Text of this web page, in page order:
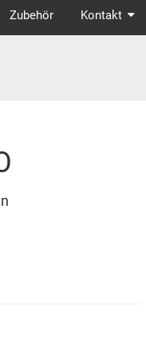
Zubehör Kontakt